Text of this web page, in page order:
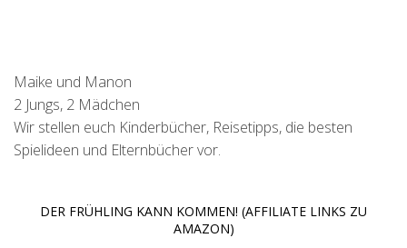
Maike und Manon
2 Jungs, 2 Mädchen
Wir stellen euch Kinderbücher, Reisetipps, die besten
Spielideen und Elternbücher vor.
DER FRÜHLING KANN KOMMEN! (AFFILIATE LINKS ZU
AMAZON)